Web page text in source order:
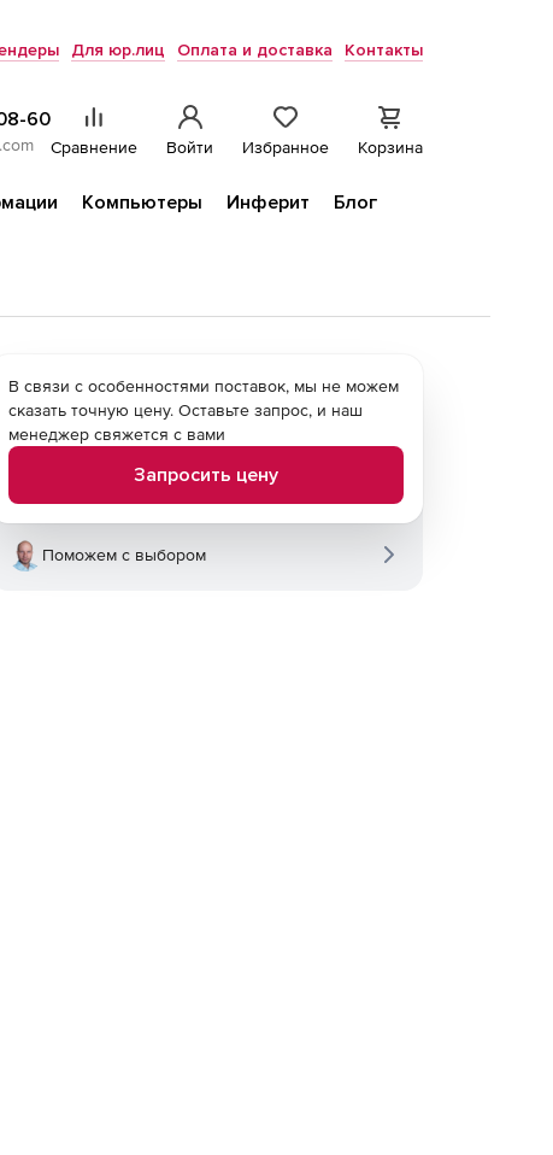
Для юр.лиц Оплата и доставка Контакты
60
Сравнение Войти Избранное Корзина
Компьютеры Инферит
Блог
В связи с особенностями поставок, мы не можем
сказать точную цену. Оставьте запрос, и наш
менеджер свяжется с вами
Запросить цену
Поможем с выбором